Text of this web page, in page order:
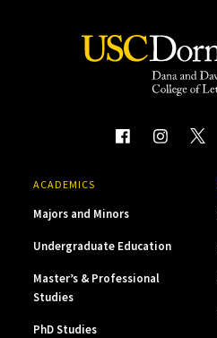
ACADEMICS
Majors and Minors
Undergraduate Education
Master’s & Professional
Studies
PhD Studies